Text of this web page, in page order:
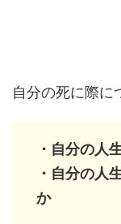
自分の死に際に
・自分の人
・自分の人
か